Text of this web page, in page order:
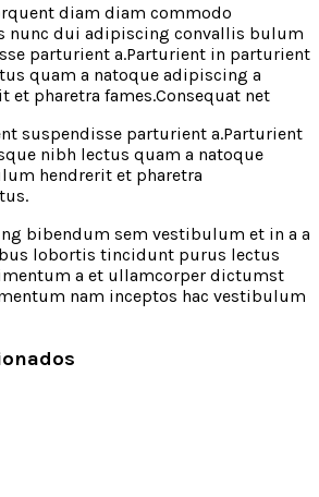
diam diam commodo
nunc dui adipiscing convallis bulum
parturient a.Parturient in parturient
quam a natoque adipiscing a
pharetra fames.Consequat net
suspendisse parturient a.Parturient
nibh lectus quam a natoque
hendrerit et pharetra
bibendum sem vestibulum et in a a
lobortis tincidunt purus lectus
a et ullamcorper dictumst
nam inceptos hac vestibulum